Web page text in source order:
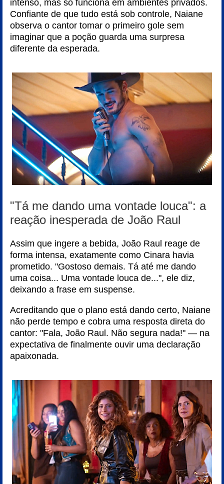
intenso, mas só funciona em ambientes privados.
Confiante de que tudo está sob controle, Naiane
observa o cantor tomar o primeiro gole sem
imaginar que a poção guarda uma surpresa
diferente da esperada.
"Tá me dando uma vontade louca": a
reação inesperada de João Raul
Assim que ingere a bebida, João Raul reage de
forma intensa, exatamente como Cinara havia
prometido. "Gostoso demais. Tá até me dando
uma coisa... Uma vontade louca de...", ele diz,
deixando a frase em suspense.
Acreditando que o plano está dando certo, Naiane
não perde tempo e cobra uma resposta direta do
cantor: "Fala, João Raul. Não segura nada!" — na
expectativa de finalmente ouvir uma declaração
apaixonada.